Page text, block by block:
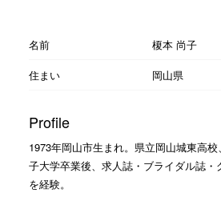
名前
榎本 尚子
住まい
岡山県
Profile
1973年岡山市生まれ。県立岡山城東高
子大学卒業後、求人誌・ブライダル誌・
を経験。